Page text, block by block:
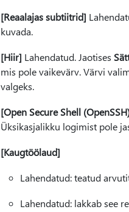
[Reaalajas subtiitrid]
kuvada.
[Hiir] Lahendatud. Jaotises
mis pole vaikevärv. Värvi
valgeks.
[Open Secure Shell
Üksikasjalikku logimist pole
[Kaugtöölaud]
Lahendatud: teatud
Lahendatud: lakkab see